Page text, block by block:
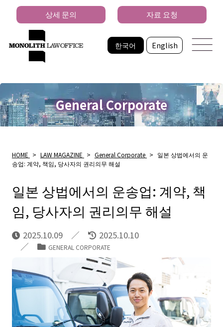
한국어 English
상세 문의 자료 요청
General Corporate
HOME > LAW MAGAZINE > General Corporate > 일본 상법에서의 운
송업: 계약, 책임, 당사자의 권리의무 해설
일본 상법에서의 운송업: 계약, 책
임, 당사자의 권리의무 해설
2025.10.09 2025.10.10
GENERAL CORPORATE